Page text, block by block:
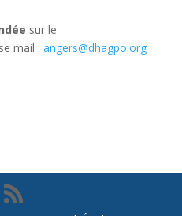
sur le
mail : angers@dhagpo.org